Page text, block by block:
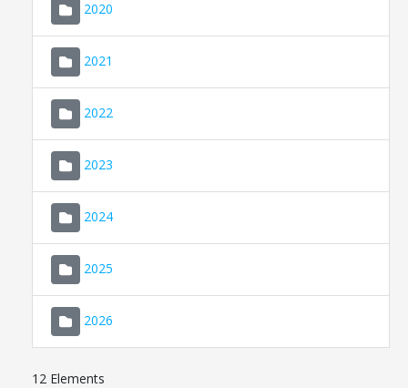
2020
2021
2022
2023
2024
2025
2026
12 Elements